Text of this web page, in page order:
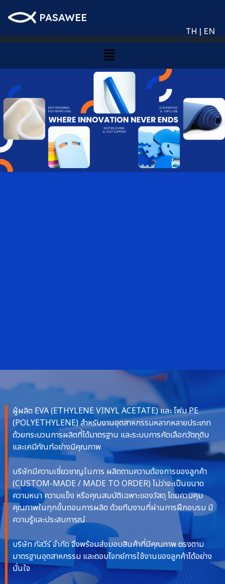
PASAWEE
TH | EN
ผู้ผลิต EVA (ETHYLENE VINYL ACETATE) และ โฟม PE
(POLYETHYLENE) สำหรับงานอุตสาหกรรมหลากหลายประเภท
ด้วยกระบวนการผลิตที่ได้มาตรฐาน และระบบการคัดเลือกวัตถุดิบ
และเคมีภัณฑ์อย่างมีคุณภาพ
บริษัทมีความเชี่ยวชาญในการ ผลิตตามความต้องการของลูกค้า
(CUSTOM-MADE / MADE TO ORDER) ไม่ว่าจะเป็นขนาด
ความหนา ความแข็ง หรือคุณสมบัติเฉพาะของวัสดุ โดยควบคุม
คุณภาพในทุกขั้นตอนการผลิต ด้วยทีมงานที่ผ่านการฝึกอบรม มี
ความรู้และประสบการณ์
บริษัท ภัสวีร์ จำกัด จึงพร้อมส่งมอบสินค้าที่มีคุณภาพ ตรงตาม
มาตรฐานอุตสาหกรรม และตอบโจทย์การใช้งานของลูกค้าได้อย่าง
มั่นใจ